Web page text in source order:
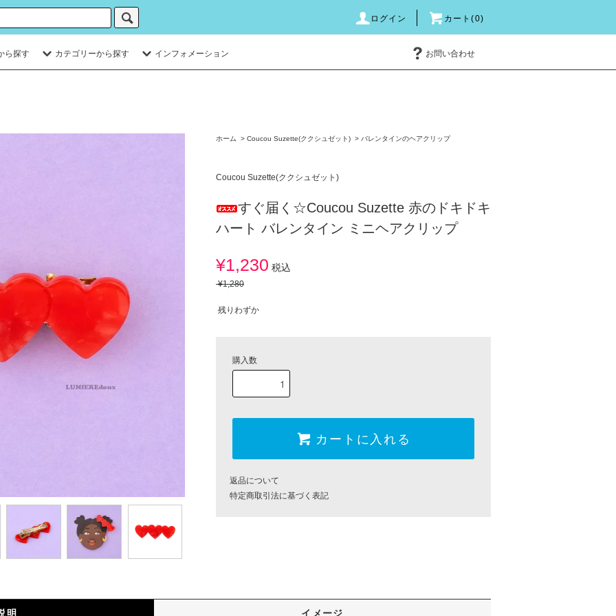
ログイン カート(0)
ら探す カテゴリーから探す インフォメーション お問い合わせ
ホーム > Coucou Suzette(ククシュゼット) > バレンタインのヘアクリップ
Coucou Suzette(ククシュゼット)
すぐ届く☆Coucou Suzette 赤のドキドキ
ハート バレンタイン ミニヘアクリップ
¥1,230 税込
¥1,280
残りわずか
購入数
カートに入れる
返品について
特定商取引法に基づく表記
明 イメージ